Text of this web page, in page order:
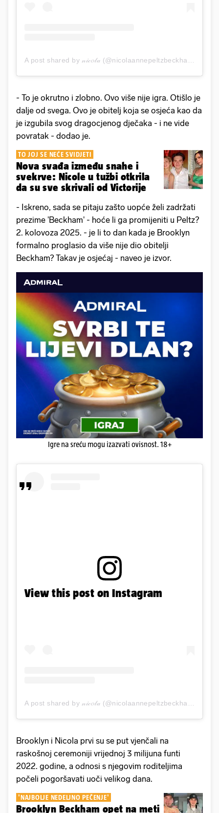
- To je okrutno i zlobno. Ovo više nije igra. Otišlo je
dalje od svega. Ovo je obitelj koja se osjeća kao da
je izgubila svog dragocjenog dječaka - i ne vide
povratak - dodao je.
TO JOJ SE NEĆE SVIDJETI
Nova svađa između snahe i
svekrve: Nicole u tužbi otkrila
da su sve skrivali od Victorije
- Iskreno, sada se pitaju zašto uopće želi zadržati
prezime 'Beckham' - hoće li ga promijeniti u Peltz?
2. kolovoza 2025. - je li to dan kada je Brooklyn
formalno proglasio da više nije dio obitelji
Beckham? Takav je osjećaj - naveo je izvor.
Igre na sreću mogu izazvati ovisnost. 18+
View this post on Instagram
Brooklyn i Nicola prvi su se put vjenčali na
raskošnoj ceremoniji vrijednoj 3 milijuna funti
2022. godine, a odnosi s njegovim roditeljima
počeli pogoršavati uoči velikog dana.
'NAJBOLJE NEDELJNO PEČENJE'
Brooklyn Beckham opet na meti